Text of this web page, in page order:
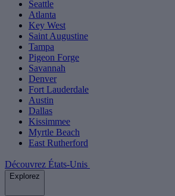
Seattle
Atlanta
Key West
Saint Augustine
Tampa
Pigeon Forge
Savannah
Denver
Fort Lauderdale
Austin
Dallas
Kissimmee
Myrtle Beach
East Rutherford
Découvrez États-Unis
Explorez